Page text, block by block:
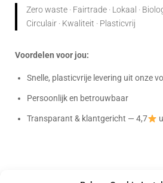
Zero waste · Fairtrade · Lokaal ·
Circulair · Kwaliteit · Plasticvrij
Voordelen voor jou:
Snelle, plasticvrije levering uit onze
Persoonlijk en betrouwbaar
Transparant & klantgericht — 4,7